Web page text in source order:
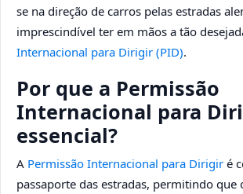
se na direção de carros pelas estradas
imprescindível ter em mãos a tão
Internacional para Dirigir (PID).
Por que a Permissão
Internacional para
essencial?
A Permissão Internacional para Dirigir é
passaporte das estradas, permitindo que